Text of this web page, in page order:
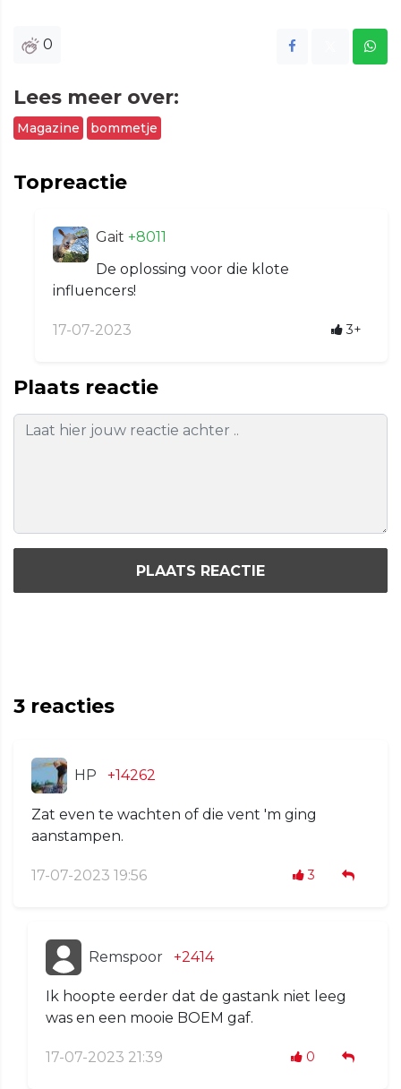
0
Lees meer over:
Magazine bommetje
Topreactie
Gait +8011
De oplossing voor die klote
influencers!
17-07-2023 3+
Plaats reactie
PLAATS REACTIE
3 reacties
HP +14262
Zat even te wachten of die vent 'm ging
aanstampen.
17-07-2023 19:56 3
Remspoor +2414
Ik hoopte eerder dat de gastank niet leeg
was en een mooie BOEM gaf.
17-07-2023 21:39 0